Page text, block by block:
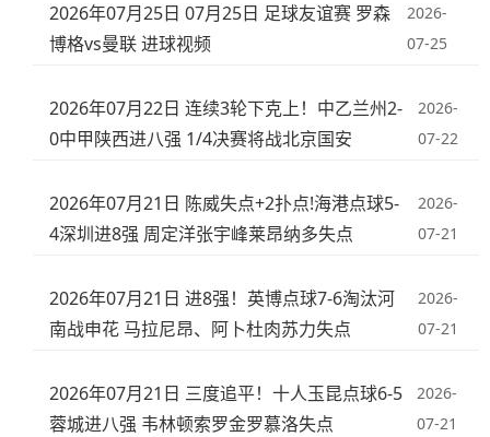
2026年07月25日 07月25日 足球友谊赛 罗森
博格vs曼联 进球视频
2026-
07-25
2026年07月22日 连续3轮下克上！中乙兰州2-
0中甲陕西进八强 1/4决赛将战北京国安
2026-
07-22
2026年07月21日 陈威失点+2扑点!海港点球5-
4深圳进8强 周定洋张宇峰莱昂纳多失点
2026-
07-21
2026年07月21日 进8强！英博点球7-6淘汰河
南战申花 马拉尼昂、阿卜杜肉苏力失点
2026-
07-21
2026年07月21日 三度追平！十人玉昆点球6-5
蓉城进八强 韦林顿索罗金罗慕洛失点
2026-
07-21